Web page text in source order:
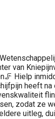
van
Hielp
heeft na
zodat ze
uitleg,